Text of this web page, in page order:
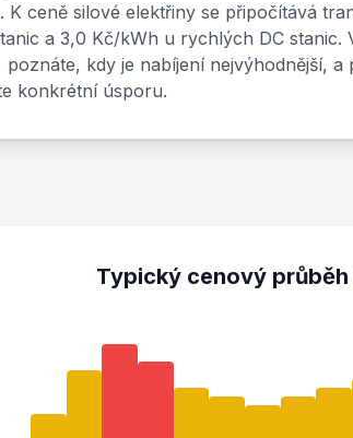
K ceně silové elektřiny se připočítává
a 3,0 Kč/kWh u rychlých DC
kdy je nabíjení nejvýhodnější,
konkrétní úsporu.
Typický cenový průběh